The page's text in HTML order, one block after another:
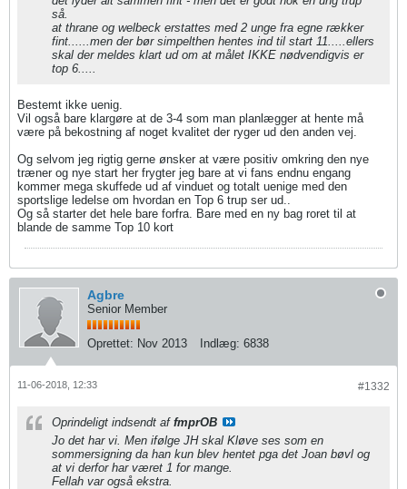
så.
at thrane og welbeck erstattes med 2 unge fra egne rækker
fint......men der bør simpelthen hentes ind til start 11.....ellers
skal der meldes klart ud om at målet IKKE nødvendigvis er
top 6.....
Bestemt ikke uenig.
Vil også bare klargøre at de 3-4 som man planlægger at hente må
være på bekostning af noget kvalitet der ryger ud den anden vej.
Og selvom jeg rigtig gerne ønsker at være positiv omkring den nye
træner og nye start her frygter jeg bare at vi fans endnu engang
kommer mega skuffede ud af vinduet og totalt uenige med den
sportslige ledelse om hvordan en Top 6 trup ser ud..
Og så starter det hele bare forfra. Bare med en ny bag roret til at
blande de samme Top 10 kort
Agbre
Senior Member
Oprettet: Nov 2013 Indlæg: 6838
#1332
11-06-2018, 12:33
Oprindeligt indsendt af fmprOB
Jo det har vi. Men ifølge JH skal Kløve ses som en
sommersigning da han kun blev hentet pga det Joan bøvl og
at vi derfor har været 1 for mange.
Fellah var også ekstra.